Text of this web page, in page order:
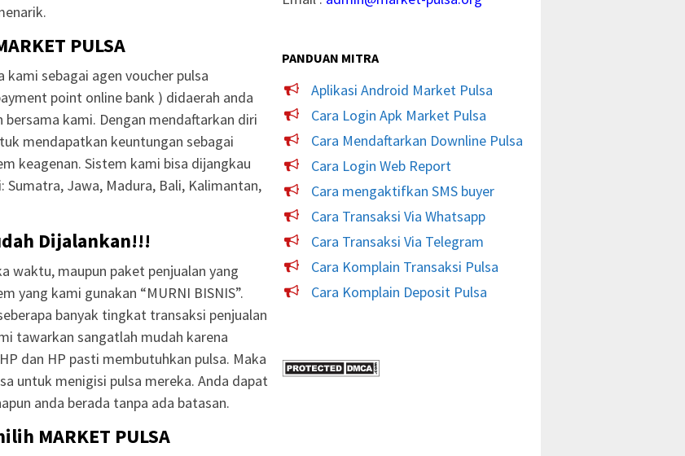
PULSA
sebagai agen voucher pulsa
point online bank ) didaerah anda
kami. Dengan mendaftarkan diri
mendapatkan keuntungan sebagai
keagenan. Sistem kami bisa dijangkau
Jawa, Madura, Bali, Kalimantan,
Dijalankan!!!
waktu, maupun paket penjualan yang
yang kami gunakan “MURNI BISNIS”.
banyak tingkat transaksi penjualan
tawarkan sangatlah mudah karena
dan HP pasti membutuhkan pulsa. Maka
untuk menigisi pulsa mereka. Anda dapat
anda berada tanpa ada batasan.
MARKET PULSA
PANDUAN MITRA
Aplikasi Android Market Pulsa
Cara Login Apk Market Pulsa
Cara Mendaftarkan Downline Pulsa
Cara Login Web Report
Cara mengaktifkan SMS buyer
Cara Transaksi Via Whatsapp
Cara Transaksi Via Telegram
Cara Komplain Transaksi Pulsa
Cara Komplain Deposit Pulsa